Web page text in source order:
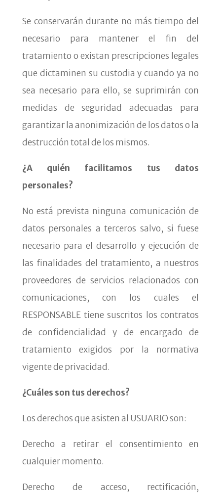
Se conservarán durante no más tiempo del
necesario para mantener el fin del
tratamiento o existan prescripciones legales
que dictaminen su custodia y cuando ya no
sea necesario para ello, se suprimirán con
medidas de seguridad adecuadas para
garantizar la anonimización de los datos o la
destrucción total de los mismos.
¿A quién facilitamos tus datos
personales?
No está prevista ninguna comunicación de
datos personales a terceros salvo, si fuese
necesario para el desarrollo y ejecución de
las finalidades del tratamiento, a nuestros
proveedores de servicios relacionados con
comunicaciones, con los cuales el
RESPONSABLE tiene suscritos los contratos
de confidencialidad y de encargado de
tratamiento exigidos por la normativa
vigente de privacidad.
¿Cuáles son tus derechos?
Los derechos que asisten al USUARIO son:
Derecho a retirar el consentimiento en
cualquier momento.
Derecho de acceso, rectificación,